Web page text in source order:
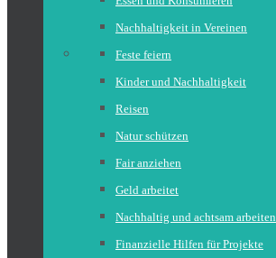
Nachhaltigkeit in Vereinen
Feste feiern
Kinder und Nachhaltigkeit
Reisen
Natur schützen
Fair anziehen
Geld arbeitet
Nachhaltig und achtsam arbeiten
Finanzielle Hilfen für Projekte